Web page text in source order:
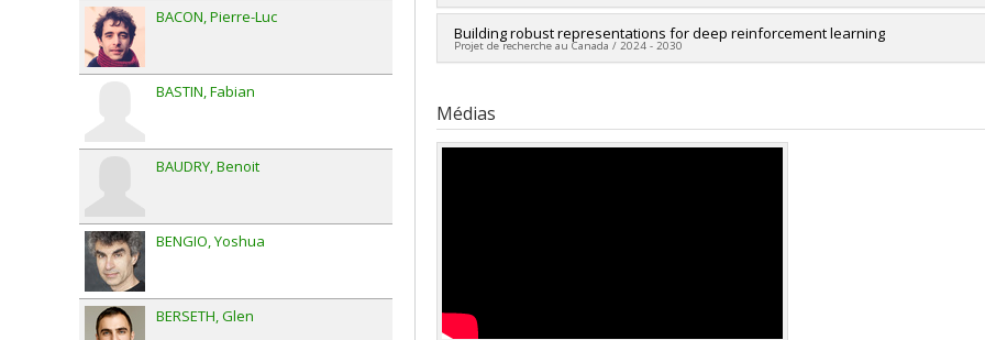
Sources de financement :CRSNG/Conseil de recherches en sciences naturelles
Programmes de subvention :PVX20965-(RGP) Programme de subvention à la
Building robust representations for deep reinforcement learning
Projet de recherche au Canada / 2024 - 2030
Sources de financement :
Programmes de subvention :PVXXXXXX-(DGECR) Tremplin vers la découverte
Médias
BACON Pierre-Luc
BASTIN Fabian
BAUDRY Benoit
BENGIO Yoshua
BERSETH Glen